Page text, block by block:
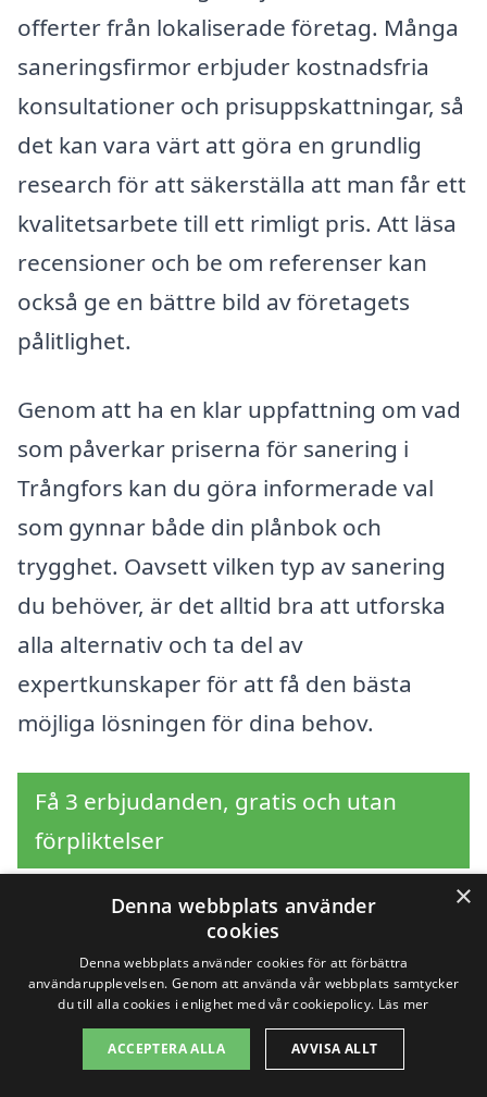
offerter från lokaliserade företag. Många
saneringsfirmor erbjuder kostnadsfria
konsultationer och prisuppskattningar, så
det kan vara värt att göra en grundlig
research för att säkerställa att man får ett
kvalitetsarbete till ett rimligt pris. Att läsa
recensioner och be om referenser kan
också ge en bättre bild av företagets
pålitlighet.
Genom att ha en klar uppfattning om vad
som påverkar priserna för sanering i
Trångfors kan du göra informerade val
som gynnar både din plånbok och
trygghet. Oavsett vilken typ av sanering
du behöver, är det alltid bra att utforska
alla alternativ och ta del av
expertkunskaper för att få den bästa
möjliga lösningen för dina behov.
Få 3 erbjudanden, gratis och utan
förpliktelser
Sök efter en
professionell för
sanering i andra städer
×
Denna webbplats använder
cookies
Denna webbplats använder cookies för att förbättra
användarupplevelsen. Genom att använda vår webbplats samtycker
du till alla cookies i enlighet med vår cookiepolicy. Läs mer
ACCEPTERA ALLA AVVISA ALLT